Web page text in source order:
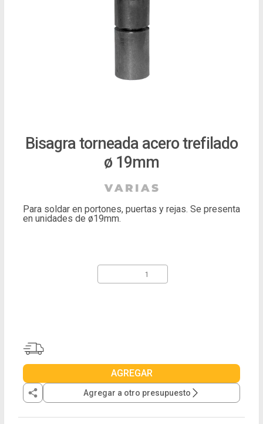
Bisagra torneada acero trefilado
ø 19mm
Para soldar en portones, puertas y rejas. Se presenta
en unidades de ø19mm.
AGREGAR
Agregar a otro presupuesto